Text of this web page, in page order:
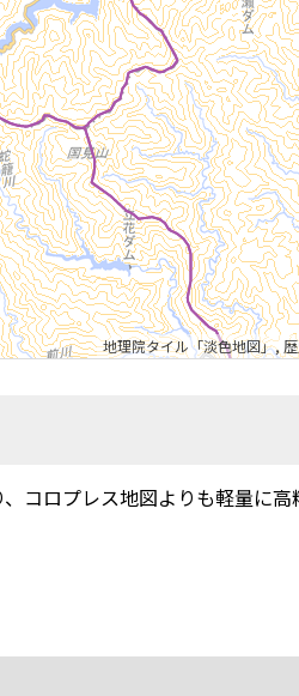
地理院タイル「淡色地図」,
コロプレス地図よりも軽量に